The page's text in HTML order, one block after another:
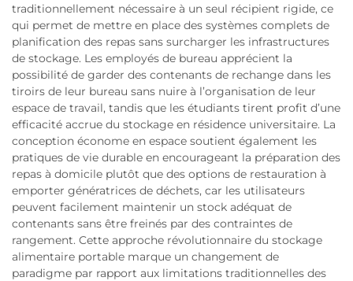
traditionnellement nécessaire à un seul récipient rigide, ce
qui permet de mettre en place des systèmes complets de
planification des repas sans surcharger les infrastructures
de stockage. Les employés de bureau apprécient la
possibilité de garder des contenants de rechange dans les
tiroirs de leur bureau sans nuire à l’organisation de leur
espace de travail, tandis que les étudiants tirent profit d’une
efficacité accrue du stockage en résidence universitaire. La
conception économe en espace soutient également les
pratiques de vie durable en encourageant la préparation des
repas à domicile plutôt que des options de restauration à
emporter génératrices de déchets, car les utilisateurs
peuvent facilement maintenir un stock adéquat de
contenants sans être freinés par des contraintes de
rangement. Cette approche révolutionnaire du stockage
alimentaire portable marque un changement de
paradigme par rapport aux limitations traditionnelles des